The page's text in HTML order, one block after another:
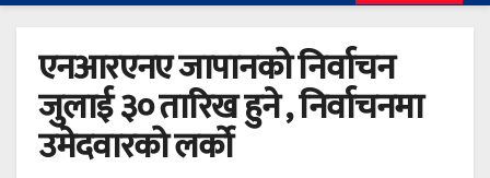
एनआरएनए जापानको निर्वाचन
जुलाई ३० तारिख हुने , निर्वाचनमा
उमेदवारको लर्को